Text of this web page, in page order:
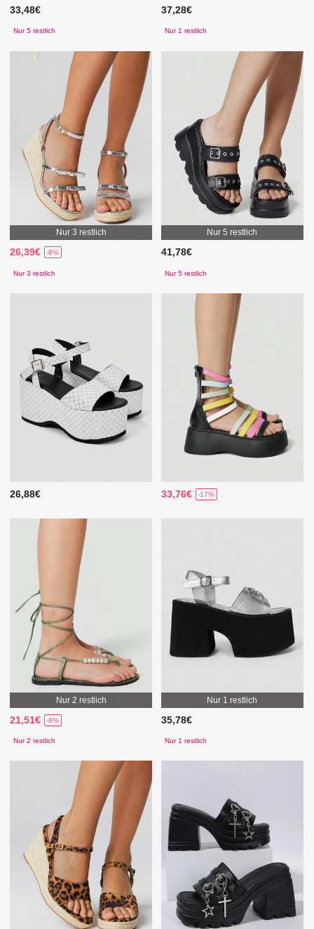
33,48€
Nur 5 restlich
37,28€
Nur 1 restlich
Nur 3 restlich
26,39€ -8%
Nur 3 restlich
Nur 5 restlich
41,78€
Nur 5 restlich
26,88€ 33,76€ -17%
Nur 2 restlich
21,51€ -8%
Nur 2 restlich
Nur 1 restlich
35,78€
Nur 1 restlich